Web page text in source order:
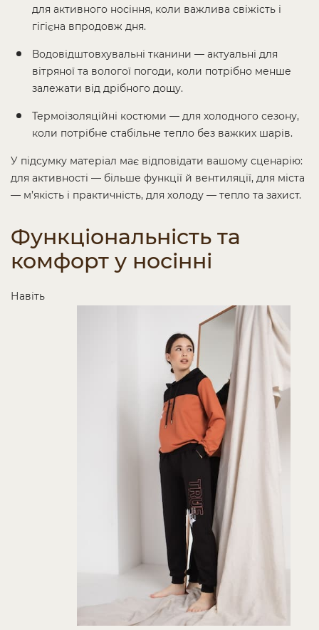
для активного носіння, коли важлива свіжість і
гігієна впродовж дня.
Водовідштовхувальні тканини — актуальні для
вітряної та вологої погоди, коли потрібно менше
залежати від дрібного дощу.
Термоізоляційні костюми — для холодного сезону,
коли потрібне стабільне тепло без важких шарів.
У підсумку матеріал має відповідати вашому сценарію:
для активності — більше функції й вентиляції, для міста
— м’якість і практичність, для холоду — тепло та захист.
Функціональність та
комфорт у носінні
Навіть